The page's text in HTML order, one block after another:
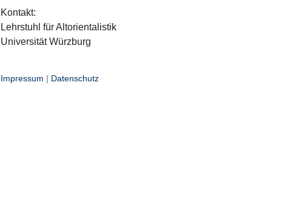
Kontakt:
Lehrstuhl für Altorientalistik
Universität Würzburg
Impressum | Datenschutz